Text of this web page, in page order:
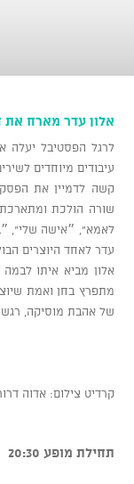
אלון עדר מארח את
לרגל הפסטיבל יעלה
עיבודים מיוחדים
קשה לדמיין את
שורה הולכת
לאמא", ״אישה שלי",
עדר לאחד היוצרים
אלון מביא איתו לבמה
מתפרץ בחן ואמת
של אהבת מוסיקה,
קרדיט צילום: אדוה
תחילת מופע 20:30